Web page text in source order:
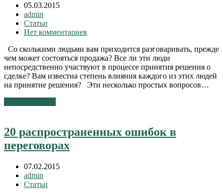
05.03.2015
admin
Статьи
Нет комментариев
Со сколькими людьми вам приходится разговаривать, прежде
чем может состояться продажа? Все ли эти люди
непосредственно участвуют в процессе принятия решения о
сделке? Вам известна степень влияния каждого из этих людей
на принятие решения? Эти несколько простых вопросов…
20 распространенных ошибок в
переговорах
07.02.2015
admin
Статьи